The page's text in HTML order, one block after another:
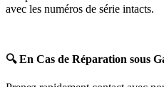
avec les numéros de série intacts.
🔍En Cas de Réparation sous